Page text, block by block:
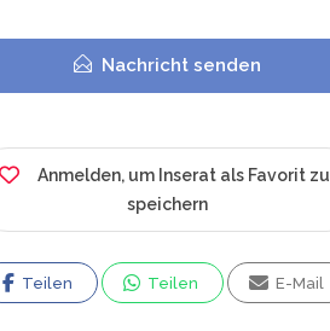
Nachricht senden
Anmelden, um Inserat als Favorit zu
speichern
Teilen Teilen E-Mail